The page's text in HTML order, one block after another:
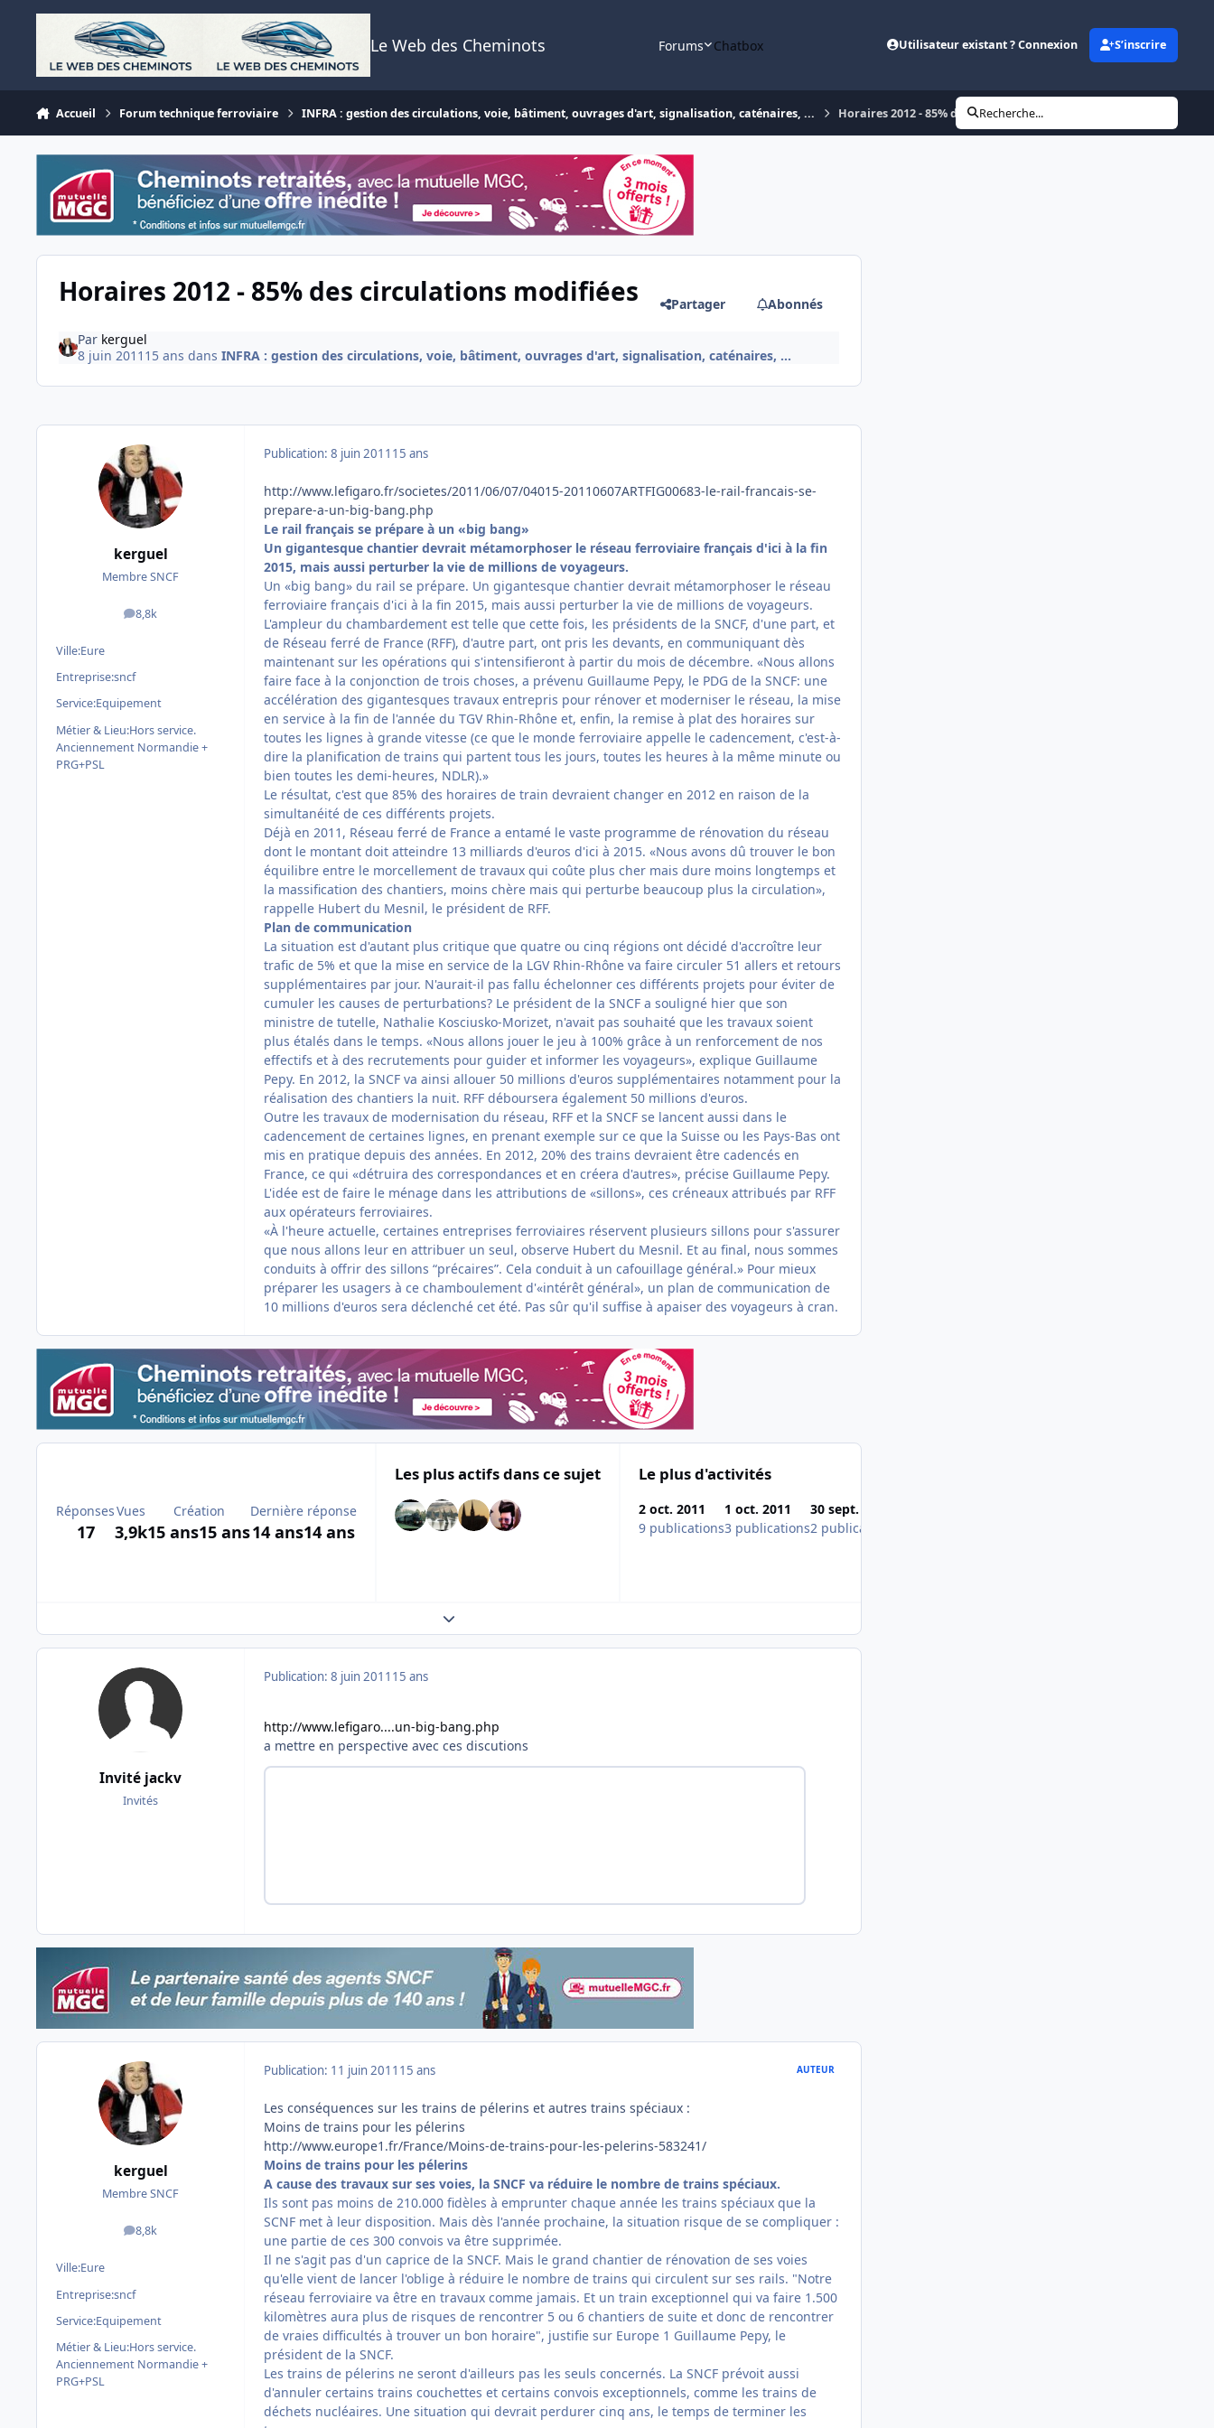
Aller au contenu
Le Web des Cheminots Forums Chatbox Utilisateur existant ? Connexion S’inscrire
Accueil Forum technique ferroviaire INFRA : gestion des circulations, voie, bâtiment, ouvrages d'art, signalisation, caténaires, ... Horaires 2012 - 85% des circulations modifiées
Recherche...
Horaires 2012 - 85% des circulations modifiées Partager Abonnés
Par kerguel
8 juin 2011 15 ans dans INFRA : gestion des circulations, voie, bâtiment, ouvrages d'art, signalisation, caténaires, ...
kerguel
Membre SNCF
8,8k
messages
Ville:Eure
Entreprise:sncf
Service:Equipement
Métier & Lieu:Hors service.
Anciennement Normandie +
PRG+PSL
Publication: 8 juin 2011 15 ans
http://www.lefigaro.fr/societes/2011/06/07/04015-20110607ARTFIG00683-le-rail-francais-se-
prepare-a-un-big-bang.php
Le rail français se prépare à un «big bang»
Un gigantesque chantier devrait métamorphoser le réseau ferroviaire français d'ici à la fin
2015, mais aussi perturber la vie de millions de voyageurs.
Un «big bang» du rail se prépare. Un gigantesque chantier devrait métamorphoser le réseau
ferroviaire français d'ici à la fin 2015, mais aussi perturber la vie de millions de voyageurs.
L'ampleur du chambardement est telle que cette fois, les présidents de la SNCF, d'une part, et
de Réseau ferré de France (RFF), d'autre part, ont pris les devants, en communiquant dès
maintenant sur les opérations qui s'intensifieront à partir du mois de décembre. «Nous allons
faire face à la conjonction de trois choses, a prévenu Guillaume Pepy, le PDG de la SNCF: une
accélération des gigantesques travaux entrepris pour rénover et moderniser le réseau, la mise
en service à la fin de l'année du TGV Rhin-Rhône et, enfin, la remise à plat des horaires sur
toutes les lignes à grande vitesse (ce que le monde ferroviaire appelle le cadencement, c'est-à-
dire la planification de trains qui partent tous les jours, toutes les heures à la même minute ou
bien toutes les demi-heures, NDLR).»
Le résultat, c'est que 85% des horaires de train devraient changer en 2012 en raison de la
simultanéité de ces différents projets.
Déjà en 2011, Réseau ferré de France a entamé le vaste programme de rénovation du réseau
dont le montant doit atteindre 13 milliards d'euros d'ici à 2015. «Nous avons dû trouver le bon
équilibre entre le morcellement de travaux qui coûte plus cher mais dure moins longtemps et
la massification des chantiers, moins chère mais qui perturbe beaucoup plus la circulation»,
rappelle Hubert du Mesnil, le président de RFF.
Plan de communication
La situation est d'autant plus critique que quatre ou cinq régions ont décidé d'accroître leur
trafic de 5% et que la mise en service de la LGV Rhin-Rhône va faire circuler 51 allers et retours
supplémentaires par jour. N'aurait-il pas fallu échelonner ces différents projets pour éviter de
cumuler les causes de perturbations? Le président de la SNCF a souligné hier que son
ministre de tutelle, Nathalie Kosciusko-Morizet, n'avait pas souhaité que les travaux soient
plus étalés dans le temps. «Nous allons jouer le jeu à 100% grâce à un renforcement de nos
effectifs et à des recrutements pour guider et informer les voyageurs», explique Guillaume
Pepy. En 2012, la SNCF va ainsi allouer 50 millions d'euros supplémentaires notamment pour la
réalisation des chantiers la nuit. RFF déboursera également 50 millions d'euros.
Outre les travaux de modernisation du réseau, RFF et la SNCF se lancent aussi dans le
cadencement de certaines lignes, en prenant exemple sur ce que la Suisse ou les Pays-Bas ont
mis en pratique depuis des années. En 2012, 20% des trains devraient être cadencés en
France, ce qui «détruira des correspondances et en créera d'autres», précise Guillaume Pepy.
L'idée est de faire le ménage dans les attributions de «sillons», ces créneaux attribués par RFF
aux opérateurs ferroviaires.
«À l'heure actuelle, certaines entreprises ferroviaires réservent plusieurs sillons pour s'assurer
que nous allons leur en attribuer un seul, observe Hubert du Mesnil. Et au final, nous sommes
conduits à offrir des sillons “précaires”. Cela conduit à un cafouillage général.» Pour mieux
préparer les usagers à ce chamboulement d'«intérêt général», un plan de communication de
10 millions d'euros sera déclenché cet été. Pas sûr qu'il suffise à apaiser des voyageurs à cran.
Réponses
17
Vues
3,9k
Création
15 ans15 ans
Dernière réponse
14 ans14 ans
Les plus actifs dans ce sujet Le plus d'activités
2 oct. 2011
9 publications
1 oct. 2011
3 publications
30 sept. 2011
2 publications
Expand topic overview
Invité jackv
Invités
Publication: 8 juin 2011 15 ans
http://www.lefigaro....un-big-bang.php
a mettre en perspective avec ces discutions
kerguel
Membre SNCF
8,8k
messages
Ville:Eure
Entreprise:sncf
Service:Equipement
Métier & Lieu:Hors service.
Anciennement Normandie +
PRG+PSL
Publication: 11 juin 2011 15 ans AUTEUR
Les conséquences sur les trains de pélerins et autres trains spéciaux :
Moins de trains pour les pélerins
http://www.europe1.fr/France/Moins-de-trains-pour-les-pelerins-583241/
Moins de trains pour les pélerins
A cause des travaux sur ses voies, la SNCF va réduire le nombre de trains spéciaux.
Ils sont pas moins de 210.000 fidèles à emprunter chaque année les trains spéciaux que la
SCNF met à leur disposition. Mais dès l'année prochaine, la situation risque de se compliquer :
une partie de ces 300 convois va être supprimée.
Il ne s'agit pas d'un caprice de la SNCF. Mais le grand chantier de rénovation de ses voies
qu'elle vient de lancer l'oblige à réduire le nombre de trains qui circulent sur ses rails. "Notre
réseau ferroviaire va être en travaux comme jamais. Et un train exceptionnel qui va faire 1.500
kilomètres aura plus de risques de rencontrer 5 ou 6 chantiers de suite et donc de rencontrer
de vraies difficultés à trouver un bon horaire", justifie sur Europe 1 Guillaume Pepy, le
président de la SNCF.
Les trains de pélerins ne seront d'ailleurs pas les seuls concernés. La SNCF prévoit aussi
d'annuler certains trains couchettes et certains convois exceptionnels, comme les trains de
déchets nucléaires. Une situation qui devrait perdurer cinq ans, le temps de terminer les